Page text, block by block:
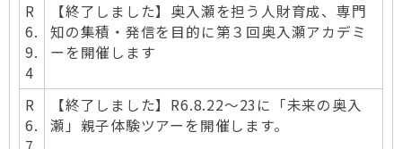
R
6.
9.
4
【終了しました】奥入瀬を担う人財育成、専門
知の集積・発信を目的に第３回奥入瀬アカデミ
ーを開催します
R
6.
【終了しました】R6.8.22～23に「未来の奥入
瀬」親子体験ツアーを開催します。